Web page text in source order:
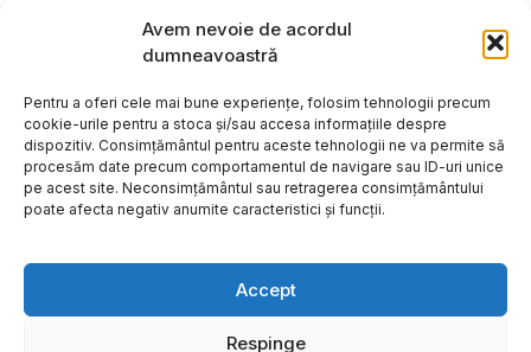
Avem nevoie de acordul
dumneavoastră
Pentru a oferi cele mai bune experiențe, folosim tehnologii precum
cookie-urile pentru a stoca și/sau accesa informațiile despre
dispozitiv. Consimțământul pentru aceste tehnologii ne va permite să
procesăm date precum comportamentul de navigare sau ID-uri unice
pe acest site. Neconsimțământul sau retragerea consimțământului
poate afecta negativ anumite caracteristici și funcții.
Accept
Respinge